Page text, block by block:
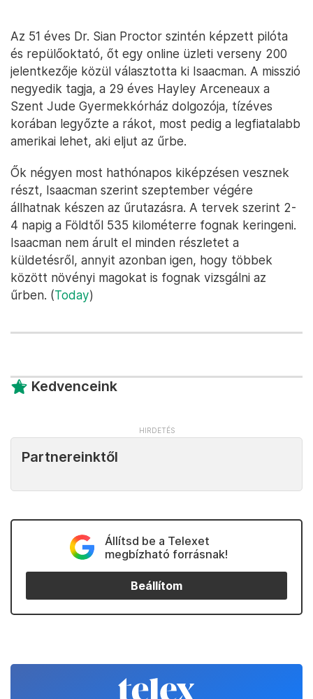
Az 51 éves Dr. Sian Proctor szintén képzett pilóta
és repülőoktató, őt egy online üzleti verseny 200
jelentkezője közül választotta ki Isaacman. A misszió
negyedik tagja, a 29 éves Hayley Arceneaux a
Szent Jude Gyermekkórház dolgozója, tízéves
korában legyőzte a rákot, most pedig a legfiatalabb
amerikai lehet, aki eljut az űrbe.
Ők négyen most hathónapos kiképzésen vesznek
részt, Isaacman szerint szeptember végére
állhatnak készen az űrutazásra. A tervek szerint 2-
4 napig a Földtől 535 kilométerre fognak keringeni.
Isaacman nem árult el minden részletet a
küldetésről, annyit azonban igen, hogy többek
között növényi magokat is fognak vizsgálni az
űrben. (Today)
Kedvenceink
Partnereinktől
Állítsd be a Telexet
megbízható forrásnak!
Beállítom